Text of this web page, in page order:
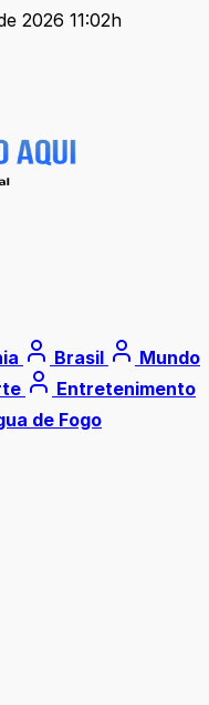
2026 11:02h
Brasil
Mundo
Entretenimento
de Fogo